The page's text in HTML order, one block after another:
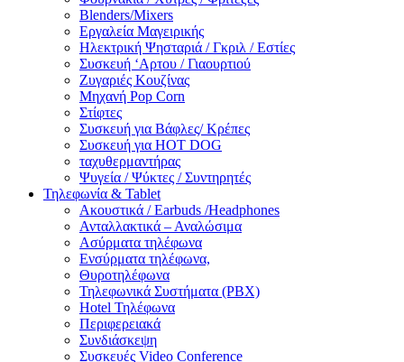
Blenders/Mixers
Εργαλεία Μαγειρικής
Ηλεκτρική Ψησταριά / Γκριλ / Eστίες
Συσκευή ‘Αρτου / Γιαουρτιού
Ζυγαριές Κουζίνας
Μηχανή Pop Corn
Στίφτες
Συσκευή για Βάφλες/ Κρέπες
Συσκευή για HOT DOG
ταχυθερμαντήρας
Ψυγεία / Ψύκτες / Συντηρητές
Τηλεφωνία & Tablet
Ακουστικά / Earbuds /Headphones
Ανταλλακτικά – Αναλώσιμα
Ασύρματα τηλέφωνα
Ενσύρματα τηλέφωνα,
Θυροτηλέφωνα
Τηλεφωνικά Συστήματα (PBX)
Hotel Τηλέφωνα
Περιφερειακά
Συνδιάσκεψη
Συσκευές Video Conference